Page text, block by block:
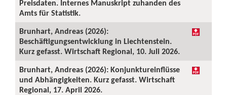
Preisdaten. Internes Manuskript zuhanden des
Amts für Statistik.
Brunhart, Andreas (2026):
Beschäftigungsentwicklung in Liechtenstein.
Kurz gefasst. Wirtschaft Regional, 10. Juli 2026.
Brunhart, Andreas (2026): Konjunktureinflüsse
und Abhängigkeiten. Kurz gefasst. Wirtschaft
Regional, 17. April 2026.